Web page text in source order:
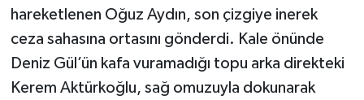
hareketlenen Oğuz Aydın, son çizgiye inerek
ceza sahasına ortasını gönderdi. Kale önünde
Deniz Gül’ün kafa vuramadığı topu arka direkteki
Kerem Aktürkoğlu, sağ omuzuyla dokunarak
DÜNYA